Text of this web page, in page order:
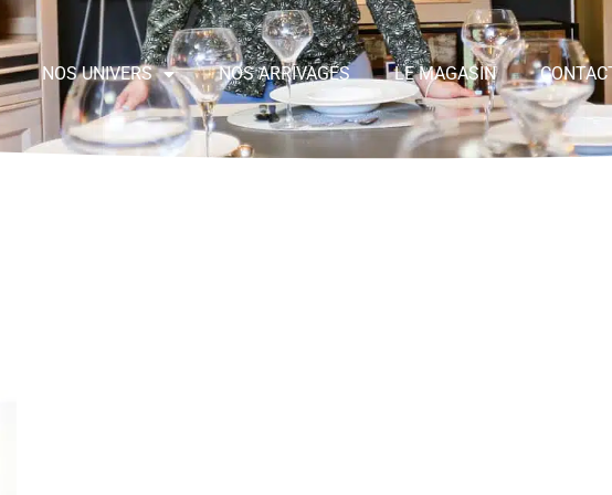
NOS UNIVERS NOS ARRIVAGES LE MAGASIN